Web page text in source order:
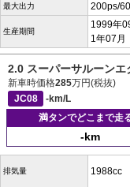
最大出力 200ps/
生産期間
1999年
1年07月
2.0 スーパーサルーン
新車時価格285万円(税抜)
JC08
-km/L
満タンでどこまで走
-km
排気量 1988cc